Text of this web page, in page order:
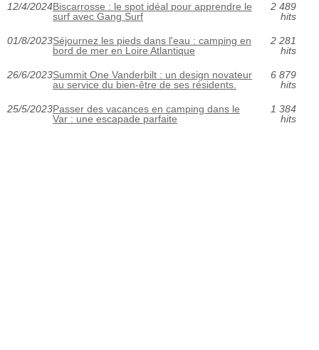
12/4/2024Biscarrosse : le spot idéal pour apprendre le
surf avec Gang Surf
2 489
hits
01/8/2023Séjournez les pieds dans l'eau : camping en
bord de mer en Loire Atlantique
2 281
hits
26/6/2023Summit One Vanderbilt : un design novateur
au service du bien-être de ses résidents.
6 879
hits
25/5/2023Passer des vacances en camping dans le
Var : une escapade parfaite
1 384
hits